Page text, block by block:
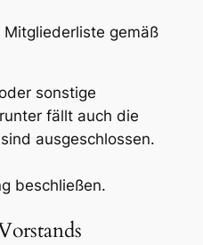
gemäß
sonstige
fällt auch die
ausgeschlossen.
beschließen.